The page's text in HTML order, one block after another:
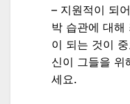
– 지원적이 되
박 습관에 대해
이 되는 것이
신이 그들을 위
세요.